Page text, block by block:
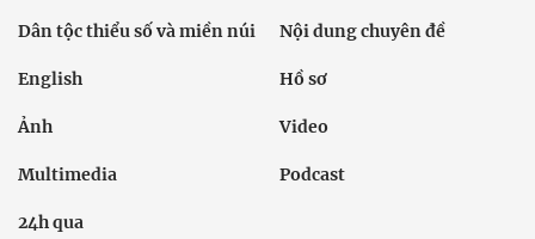
Dân tộc thiểu số và miền núi Nội dung chuyên đề
English Hồ sơ
Ảnh Video
Multimedia Podcast
24h qua